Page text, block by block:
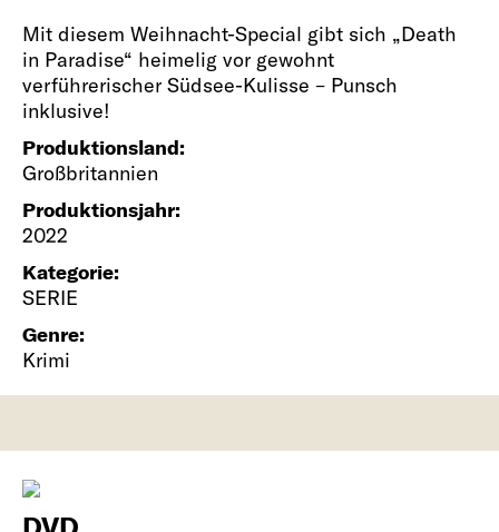
Mit diesem Weihnacht-Special gibt sich „Death
in Paradise“ heimelig vor gewohnt
verführerischer Südsee-Kulisse – Punsch
inklusive!
Produktionsland:
Großbritannien
Produktionsjahr:
2022
Kategorie:
SERIE
Genre:
Krimi